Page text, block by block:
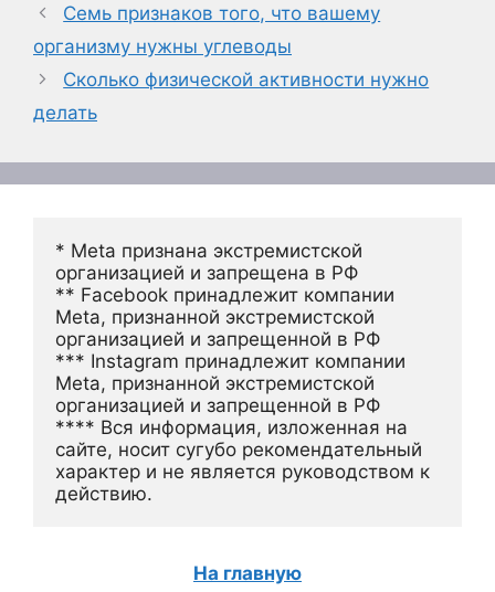
Семь признаков того, что вашему
организму нужны углеводы
Сколько физической активности нужно
делать
* Meta признана экстремистской
организацией и запрещена в РФ
** Facebook принадлежит компании
Meta, признанной экстремистской
организацией и запрещенной в РФ
*** Instagram принадлежит компании
Meta, признанной экстремистской
организацией и запрещенной в РФ
**** Вся информация, изложенная на
сайте, носит сугубо рекомендательный
характер и не является руководством к
действию.
На главную